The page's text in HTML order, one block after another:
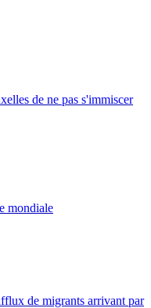
de ne pas s'immiscer
mondiale
de migrants arrivant par